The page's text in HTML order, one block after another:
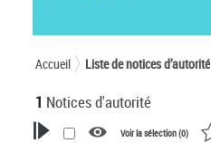
Accueil Liste de notices d’autorité
1 Notices d'autorité
Voir la sélection (0)